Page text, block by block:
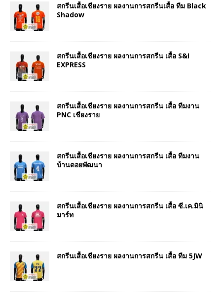
สกรีนเสื้อเชียงราย ผลงานการสกรีนเสื้อ ทีม Black
Shadow
สกรีนเสื้อเชียงราย ผลงานการสกรีน เสื้อ S&I
EXPRESS
สกรีนเสื้อเชียงราย ผลงานการสกรีน เสื้อ ทีมงาน
PNC เชียงราย
สกรีนเสื้อเชียงราย ผลงานการสกรีน เสื้อ ทีมงาน
บ้านดอยพัฒนา
สกรีนเสื้อเชียงราย ผลงานการสกรีน เสื้อ ซี.เค.มินิ
มาร์ท
สกรีนเสื้อเชียงราย ผลงานการสกรีน เสื้อ ทีม 5JW